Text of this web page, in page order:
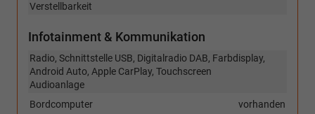
Verstellbarkeit
Infotainment & Kommunikation
Radio, Schnittstelle USB, Digitalradio DAB, Farbdisplay,
Android Auto, Apple CarPlay, Touchscreen
Audioanlage
vorhanden
Bordcomputer